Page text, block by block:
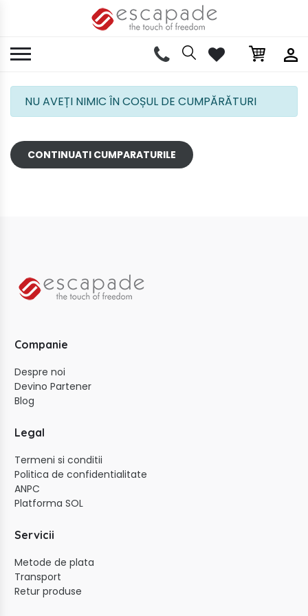
NU AVEȚI NIMIC ÎN COȘUL DE CUMPĂRĂTURI
CONTINUATI CUMPARATURILE
Companie
Despre noi
Devino Partener
Blog
Legal
Termeni si conditii
Politica de confidentialitate
ANPC
Platforma SOL
Servicii
Metode de plata
Transport
Retur produse